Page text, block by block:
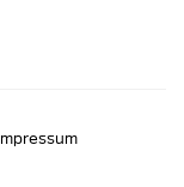
Impressum